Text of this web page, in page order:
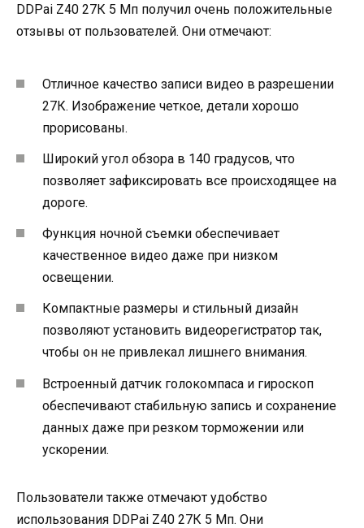
DDPai Z40 27К 5 Мп получил очень положительные
отзывы от пользователей. Они отмечают:
Отличное качество записи видео в разрешении
27К. Изображение четкое, детали хорошо
прорисованы.
Широкий угол обзора в 140 градусов, что
позволяет зафиксировать все происходящее на
дороге.
Функция ночной съемки обеспечивает
качественное видео даже при низком
освещении.
Компактные размеры и стильный дизайн
позволяют установить видеорегистратор так,
чтобы он не привлекал лишнего внимания.
Встроенный датчик голокомпаса и гироскоп
обеспечивают стабильную запись и сохранение
данных даже при резком торможении или
ускорении.
Пользователи также отмечают удобство
использования DDPai Z40 27К 5 Мп. Они